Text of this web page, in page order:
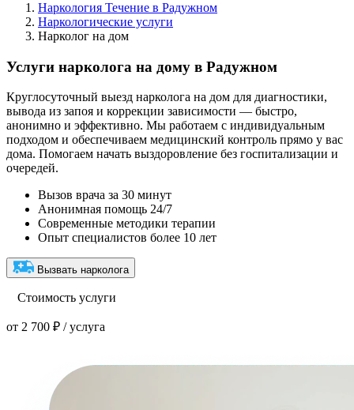
Наркология Течение в Радужном
Наркологические услуги
Нарколог на дом
Услуги нарколога на дому в Радужном
Круглосуточный выезд нарколога на дом для диагностики,
вывода из запоя и коррекции зависимости — быстро,
анонимно и эффективно. Мы работаем с индивидуальным
подходом и обеспечиваем медицинский контроль прямо у вас
дома. Помогаем начать выздоровление без госпитализации и
очередей.
Вызов врача за 30 минут
Анонимная помощь 24/7
Современные методики терапии
Опыт специалистов более 10 лет
Вызвать нарколога
Стоимость услуги
от 2 700 ₽ / услуга